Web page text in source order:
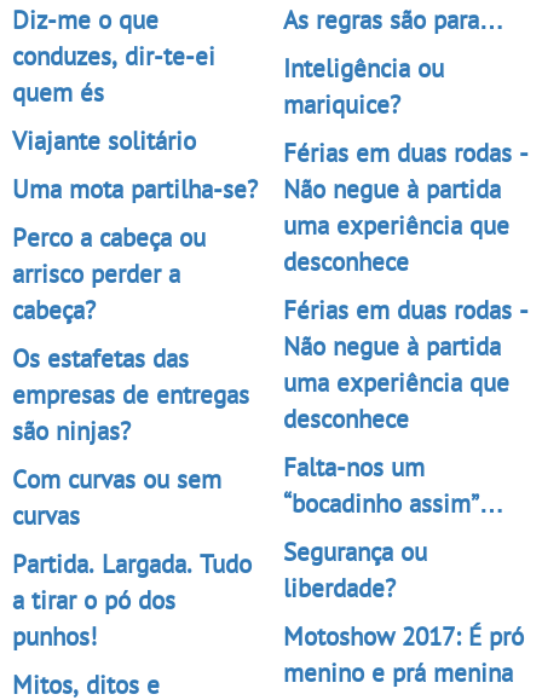
Diz-me o que
conduzes, dir-te-ei
quem és
Viajante solitário
Uma mota partilha-se?
Perco a cabeça ou
arrisco perder a
cabeça?
Os estafetas das
empresas de entregas
são ninjas?
Com curvas ou sem
curvas
Partida. Largada. Tudo
a tirar o pó dos
punhos!
Mitos, ditos e
As regras são para…
Inteligência ou
mariquice?
Férias em duas rodas -
Não negue à partida
uma experiência que
desconhece
Férias em duas rodas -
Não negue à partida
uma experiência que
desconhece
Falta-nos um
“bocadinho assim”…
Segurança ou
liberdade?
Motoshow 2017: É pró
menino e prá menina